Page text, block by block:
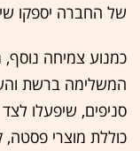
של החברה יספקו
כמנוע צמיחה
כוללת מוצרי פסטה,